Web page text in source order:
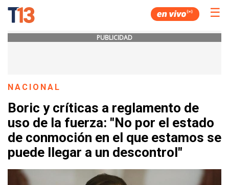
☰
PUBLICIDAD
NACIONAL
Boric y críticas a reglamento de
uso de la fuerza: "No por el estado
de conmoción en el que estamos se
puede llegar a un descontrol"